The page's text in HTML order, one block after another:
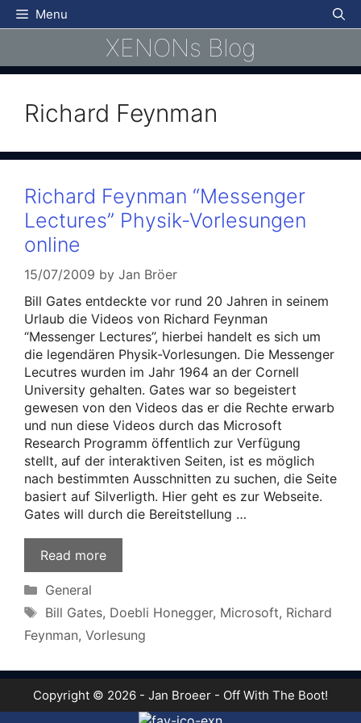
Skip
to
Menu
XENONs Blog
Richard Feynman
Richard Feynman “Messenger
Lectures” Physik-Vorlesungen
online
15/07/2009 by Jan Bröer
Bill Gates entdeckte vor rund 20 Jahren in seinem
Urlaub die Videos von Richard Feynman
“Messenger Lectures”, hierbei handelt es sich um
die legendären Physik-Vorlesungen. Die Messenger
Lecutres wurden im Jahr 1964 an der Cornell
University gehalten. Gates war so begeistert
gewesen von den Videos das er die Rechte erwarb
und nun diese Videos durch das Microsoft
Research Programm öffentlich zur Verfügung
stellt, auf der interaktiven Seiten, ist es möglich
nach bestimmten Ausschnitten zu suchen, die Seite
basiert auf Silverligth. Hier geht es zur Webseite.
Gates will durch die Bereitstellung …
Read more
Categories
General
Tags
Bill Gates, Doebli Honegger, Microsoft, Richard
Feynman, Vorlesung
Copyright © 2026 - Jan Broeer - Off With The Boot!